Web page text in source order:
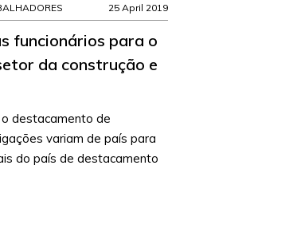
25 April 2019
funcionários para o
da construção e
destacamento de
variam de país para
do país de destacamento